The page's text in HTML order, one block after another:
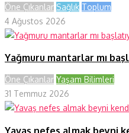
Öne Çıkanlar Sağlık Toplum
4 Ağustos 2026
Yağmuru mantarlar mı
Öne Çıkanlar Yaşam Bilimleri
31 Temmuz 2026
Yavaş nefes almak beyni